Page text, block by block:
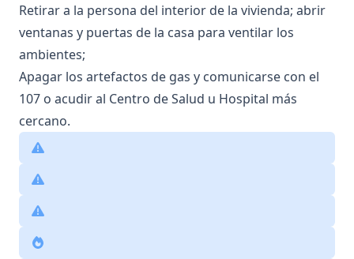
Retirar a la persona del interior de la vivienda; abrir
ventanas y puertas de la casa para ventilar los
ambientes;
Apagar los artefactos de gas y comunicarse con el
107 o acudir al Centro de Salud u Hospital más
cercano.